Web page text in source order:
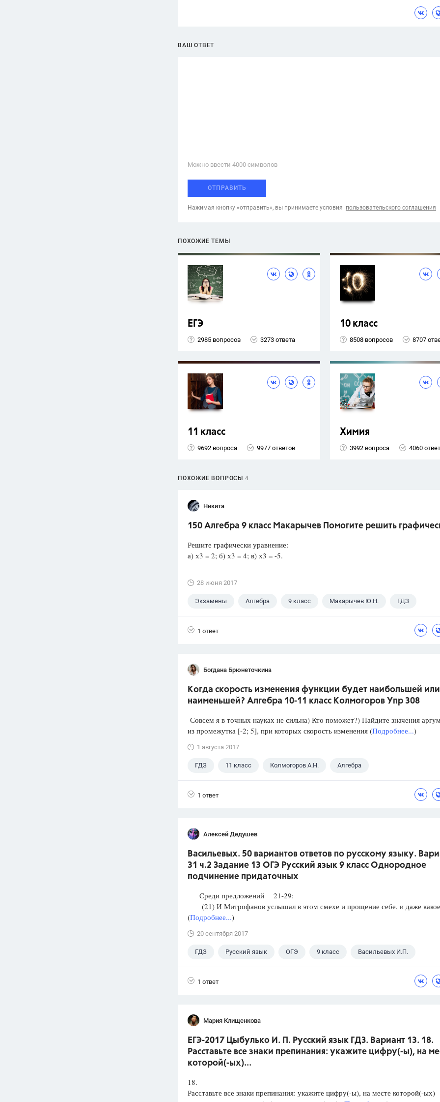
ВАШ ОТВЕТ
Можно ввести 4000 cимволов
ОТПРАВИТЬ
Нажимая кнопку «отправить», вы принимаете условия пользовательского соглашения
ПОХОЖИЕ ТЕМЫ
ЕГЭ
2985 вопросов 3273 ответа
10 класс
8508 вопросов 8707
11 класс
9692 вопроса 9977 ответов
Химия
3992 вопроса 4060
ПОХОЖИЕ ВОПРОСЫ 4
Никита
150 Алгебра 9 класс Макарычев Помогите решить
Решите графически уравнение:
а) х3 = 2; б) х3 = 4; в) х3 = -5.
28 июня 2017
Экзамены Алгебра 9 класс Макарычев Ю.Н. ГДЗ
1 ответ
Богдана Брюнеточкина
Когда скорость изменения функции будет наибольшей или
наименьшей? Алгебра 10-11 класс Колмогоров Упр 308
Совсем я в точных науках не сильна) Кто поможет?) Найдите значения
из промежутка [-2; 5], при которых скорость изменения (Подробнее...)
1 августа 2017
ГДЗ 11 класс Колмогоров А.Н. Алгебра
1 ответ
Алексей Дедушев
Васильевых. 50 вариантов ответов по русскому языку.
31 ч.2 Задание 13 ОГЭ Русский язык 9 класс Однородное
подчинение придаточных
Среди предложений 21-29:
(21) И Митрофанов услышал в этом смехе и прощение себе, и даже
(Подробнее...)
20 сентября 2017
ГДЗ Русский язык ОГЭ 9 класс Васильевых И.П.
1 ответ
Мария Клищенкова
ЕГЭ-2017 Цыбулько И. П. Русский язык ГДЗ. Вариант 13. 18.
Расставьте все знаки препинания: укажите цифру(-ы), на
которой(-ых)...
18.
Расставьте все знаки препинания: укажите цифру(-ы), на месте которой(-ых)